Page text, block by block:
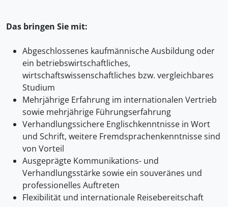
Das bringen Sie mit:
Abgeschlossenes kaufmännische Ausbildung oder
ein betriebswirtschaftliches,
wirtschaftswissenschaftliches bzw. vergleichbares
Studium
Mehrjährige Erfahrung im internationalen Vertrieb
sowie mehrjährige Führungserfahrung
Verhandlungssichere Englischkenntnisse in Wort
und Schrift, weitere Fremdsprachenkenntnisse sind
von Vorteil
Ausgeprägte Kommunikations- und
Verhandlungsstärke sowie ein souveränes und
professionelles Auftreten
Flexibilität und internationale Reisebereitschaft